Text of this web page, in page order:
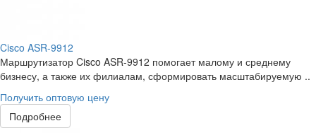
Cisco ASR-9912
Маршрутизатор Cisco ASR-9912 помогает малому и среднему
бизнесу, а также их филиалам, сформировать масштабируемую ..
Получить оптовую цену
Подробнее